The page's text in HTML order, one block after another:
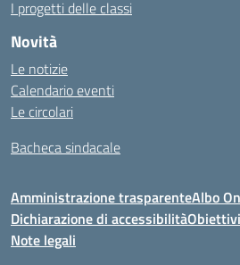
I progetti delle classi
Novità
Le notizie
Calendario eventi
Le circolari
Bacheca sindacale
Amministrazione trasparenteAlbo
Dichiarazione di accessibilità
Note legali